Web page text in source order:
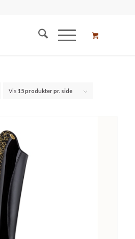
Vis 15 produkter pr. side